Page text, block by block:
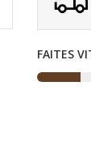
FAITES